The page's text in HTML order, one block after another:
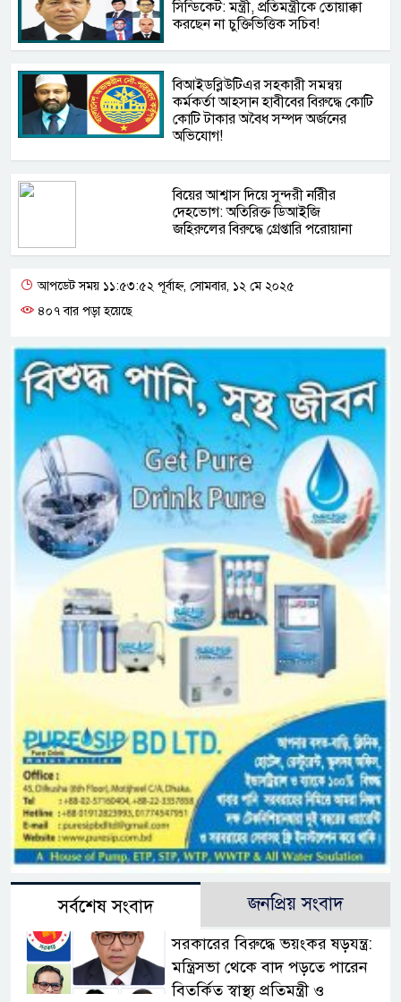
সিন্ডিকেট: মন্ত্রী, প্রতিমন্ত্রীকে তোয়াক্কা
করছেন না চুক্তিভিত্তিক সচিব!
বিআইডব্লিউটিএর সহকারী সমন্বয়
কর্মকর্তা আহসান হাবীবের বিরুদ্ধে কোটি
কোটি টাকার অবৈধ সম্পদ অর্জনের
অভিযোগ!
বিয়ের আশ্বাস দিয়ে সুন্দরী নরিীর
দেহভোগ: অতিরিক্ত ডিআইজি
জহিরুলের বিরুদ্ধে গ্রেপ্তারি পরোয়ানা
আপডেট সময় ১১:৫৩:৫২ পূর্বাহ্ন, সোমবার, ১২ মে ২০২৫
৪০৭ বার পড়া হয়েছে
সর্বশেষ সংবাদ জনপ্রিয় সংবাদ
সরকারের বিরুদ্ধে ভয়ংকর ষড়যন্ত্র:
মন্ত্রিসভা থেকে বাদ পড়তে পারেন
বিতর্কিত স্বাস্থ্য প্রতিমন্ত্রী ও